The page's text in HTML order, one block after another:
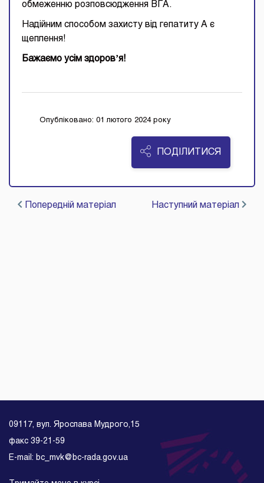
обмеженню розповсюдження ВГА.
Надійним способом захисту від гепатиту А є
щеплення!
Бажаємо усім здоровʼя!
Опубліковано: 01 лютого 2024 року
ПОДІЛИТИСЯ
Попередній матеріал Наступний матеріал
09117, вул. Ярослава Мудрого,15
факс 39-21-59
E-mail: bc_mvk@bc-rada.gov.ua